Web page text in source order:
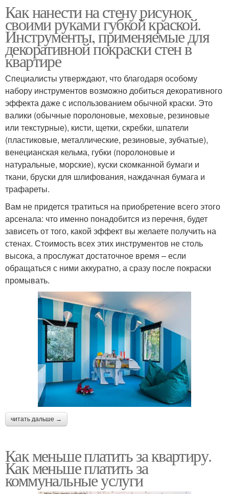
Как нанести на стену рисунок
своими руками губкой краской.
Инструменты, применяемые для
декоративной покраски стен в
квартире
Специалисты утверждают, что благодаря особому
набору инструментов возможно добиться декоративного
эффекта даже с использованием обычной краски. Это
валики (обычные поролоновые, меховые, резиновые
или текстурные), кисти, щетки, скребки, шпатели
(пластиковые, металлические, резиновые, зубчатые),
венецианская кельма, губки (поролоновые и
натуральные, морские), куски скомканной бумаги и
ткани, бруски для шлифования, наждачная бумага и
трафареты.
Вам не придется тратиться на приобретение всего этого
арсенала: что именно понадобится из перечня, будет
зависеть от того, какой эффект вы желаете получить на
стенах. Стоимость всех этих инструментов не столь
высока, а прослужат достаточное время – если
обращаться с ними аккуратно, а сразу после покраски
промывать.
читать дальше →
Как меньше платить за квартиру.
Как меньше платить за
коммунальные услуги